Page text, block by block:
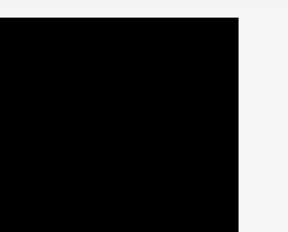
Se posesionan cinco Decanos de